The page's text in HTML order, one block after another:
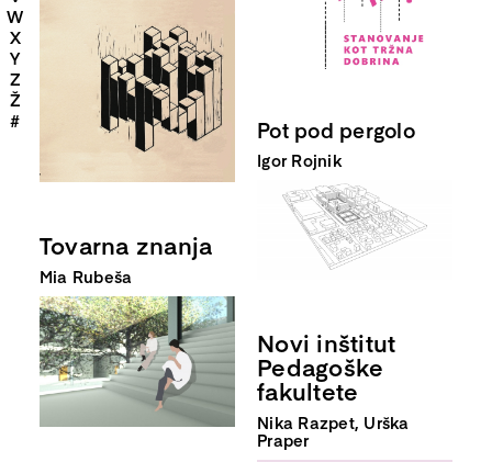
Tovarna znanja
Mia Rubeša
Pot pod pergolo
Igor Rojnik
Novi inštitut
Pedagoške
fakultete
Nika Razpet, Urška
Praper
W
X
Y
Z
Ž
#